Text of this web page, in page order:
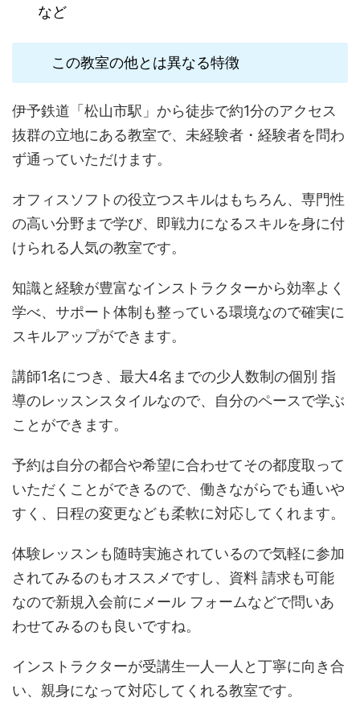
など
この教室の他とは異なる特徴
伊予鉄道「松山市駅」から徒歩で約1分のアクセス
抜群の立地にある教室で、未経験者・経験者を問わ
ず通っていただけます。
オフィスソフトの役立つスキルはもちろん、専門性
の高い分野まで学び、即戦力になるスキルを身に付
けられる人気の教室です。
知識と経験が豊富なインストラクターから効率よく
学べ、サポート体制も整っている環境なので確実に
スキルアップができます。
講師1名につき、最大4名までの少人数制の個別 指
導のレッスンスタイルなので、自分のペースで学ぶ
ことができます。
予約は自分の都合や希望に合わせてその都度取って
いただくことができるので、働きながらでも通いや
すく、日程の変更なども柔軟に対応してくれます。
体験レッスンも随時実施されているので気軽に参加
されてみるのもオススメですし、資料 請求も可能
なので新規入会前にメール フォームなどで問いあ
わせてみるのも良いですね。
インストラクターが受講生一人一人と丁寧に向き合
い、親身になって対応してくれる教室です。